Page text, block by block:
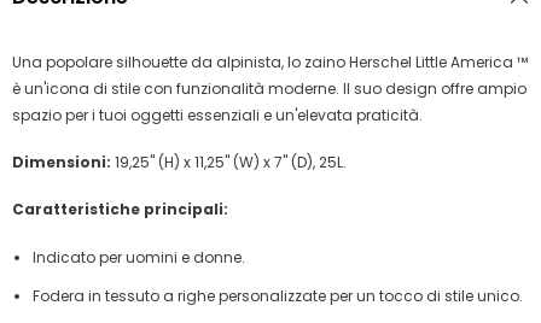
Una popolare silhouette da alpinista, lo zaino Herschel Little America ™
è un'icona di stile con funzionalità moderne. Il suo design offre ampio
spazio per i tuoi oggetti essenziali e un'elevata praticità.
Dimensioni: 19,25" (H) x 11,25" (W) x 7" (D), 25L.
Caratteristiche principali:
Indicato per uomini e donne.
Fodera in tessuto a righe personalizzate per un tocco di stile unico.